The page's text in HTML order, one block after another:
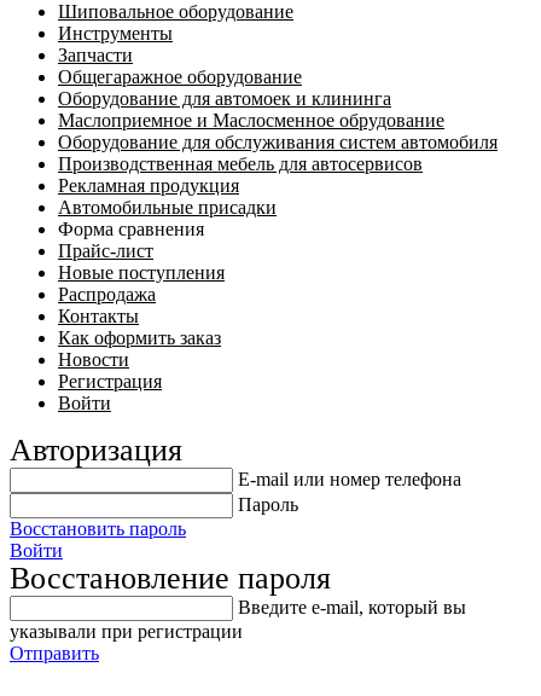
Шиповальное оборудование
Инструменты
Запчасти
Общегаражное оборудование
Оборудование для автомоек и клининга
Маслоприемное и Маслосменное обрудование
Оборудование для обслуживания систем автомобиля
Производственная мебель для автосервисов
Рекламная продукция
Автомобильные присадки
Форма сравнения
Прайс-лист
Новые поступления
Распродажа
Контакты
Как оформить заказ
Новости
Регистрация
Войти
Авторизация
E-mail или номер телефона
Пароль
Восстановить пароль
Войти
Восстановление пароля
Введите е-mail, который вы
указывали при регистрации
Отправить